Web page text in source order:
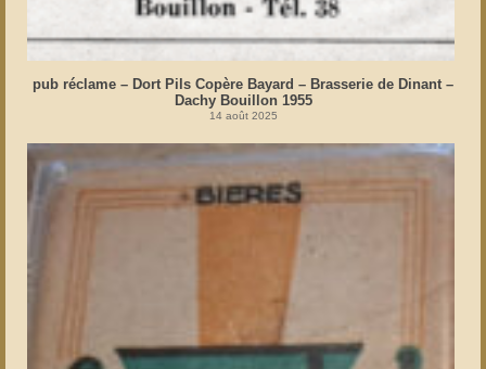
pub réclame – Dort Pils Copère Bayard – Brasserie de Dinant –
Dachy Bouillon 1955
14 août 2025